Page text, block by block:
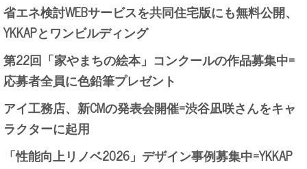
省エネ検討WEBサービスを共同住宅版にも無料公開、
YKKAPとワンビルディング
第22回「家やまちの絵本」コンクールの作品募集中=
応募者全員に色鉛筆プレゼント
アイ工務店、新CMの発表会開催=渋谷凪咲さんをキャ
ラクターに起用
「性能向上リノベ2026」デザイン事例募集中=YKKAP